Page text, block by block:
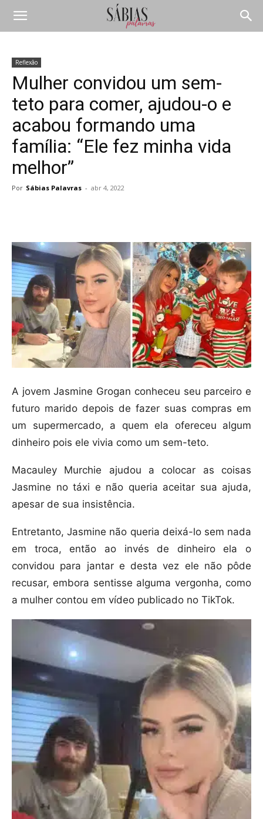
Reflexão
Mulher convidou um sem-
teto para comer, ajudou-o e
acabou formando uma
família: “Ele fez minha vida
melhor”
Por Sábias Palavras - abr 4, 2022
A jovem Jasmine Grogan conheceu seu parceiro e
futuro marido depois de fazer suas compras em
um supermercado, a quem ela ofereceu algum
dinheiro pois ele vivia como um sem-teto.
Macauley Murchie ajudou a colocar as coisas
Jasmine no táxi e não queria aceitar sua ajuda,
apesar de sua insistência.
Entretanto, Jasmine não queria deixá-lo sem nada
em troca, então ao invés de dinheiro ela o
convidou para jantar e desta vez ele não pôde
recusar, embora sentisse alguma vergonha, como
a mulher contou em vídeo publicado no TikTok.